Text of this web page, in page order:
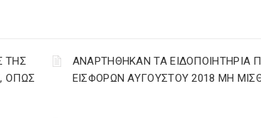
ΤΗΣ
ΟΠΩΣ
ΑΝΑΡΤΗΘΗΚΑΝ ΤΑ ΕΙΔΟΠΟΙΗΤΗΡΙΑ
ΕΙΣΦΟΡΩΝ ΑΥΓΟΥΣΤΟΥ 2018 ΜΗ